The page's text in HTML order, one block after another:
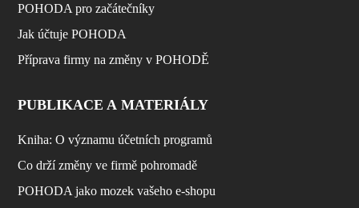
POHODA pro začátečníky
Jak účtuje POHODA
Příprava firmy na změny v POHODĚ
PUBLIKACE A MATERIÁLY
Kniha: O významu účetních programů
Co drží změny ve firmě pohromadě
POHODA jako mozek vašeho e-shopu